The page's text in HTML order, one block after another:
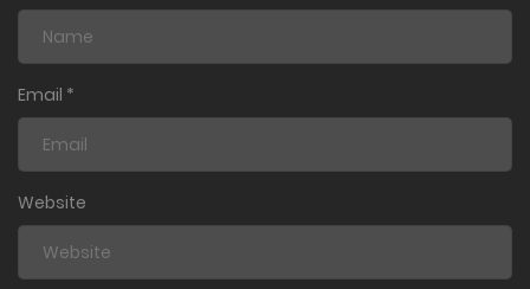
ตอนที่ 10.2
24 กุมภาพันธ์ 2024
ตอนที่ 10.1
24 กุมภาพันธ์ 2024
ตอนที่ 9.2
24 กุมภาพันธ์ 2024
Email *
Website